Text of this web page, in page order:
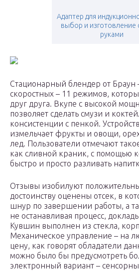
Адаптер для
выбор и изготовление
руками
Стационарный блендер от Браун
скоростных – 11 режимов,
друг друга. Вкупе с высокой
позволяет сделать смузи и
консистенции с пенкой.
измельчает фрукты и овощи,
лед. Пользователи отмечают
как сливной краник, с помощью
быстро и просто разливать
Отзывы изобилуют
достоинству оценены отсек, в
шнур по завершении работы, а
не останавливая процесс,
Кувшин выполнен из стекла,
Механическое управление – на
цену, как говорят обладатели
можно было бы предусмотреть
электронный вариант –